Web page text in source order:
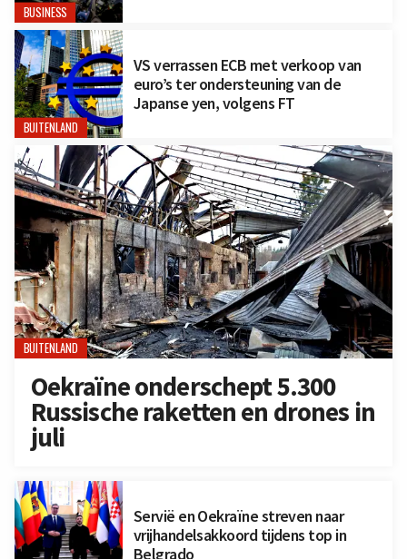
BUSINESS
BUITENLAND
VS verrassen ECB met verkoop van
euro’s ter ondersteuning van de
Japanse yen, volgens FT
BUITENLAND
Oekraïne onderschept 5.300
Russische raketten en drones in
juli
Servië en Oekraïne streven naar
vrijhandelsakkoord tijdens top in
Belgrado